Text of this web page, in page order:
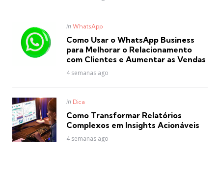
Posted
in WhatsApp
Como Usar o WhatsApp Business
para Melhorar o Relacionamento
com Clientes e Aumentar as Vendas
4 semanas ago
Posted
in Dica
Como Transformar Relatórios
Complexos em Insights Acionáveis
4 semanas ago